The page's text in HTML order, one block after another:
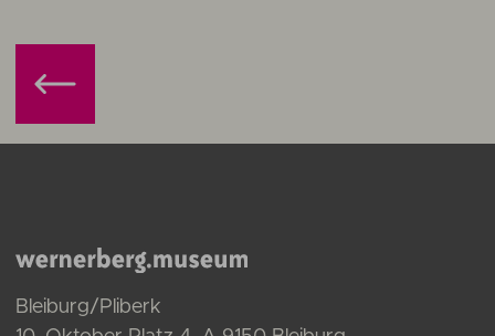
Bleiburg/Pliberk